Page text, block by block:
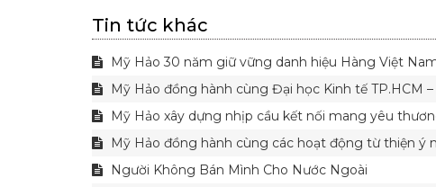
Tin tức khác
Mỹ Hảo 30 năm giữ vững danh hiệu Hàng Việt
Mỹ Hảo đồng hành cùng Đại học Kinh tế TP.HCM
Mỹ Hảo xây dựng nhịp cầu kết nối mang yêu
Mỹ Hảo đồng hành cùng các hoạt động từ thiện ý
Người Không Bán Mình Cho Nước Ngoài